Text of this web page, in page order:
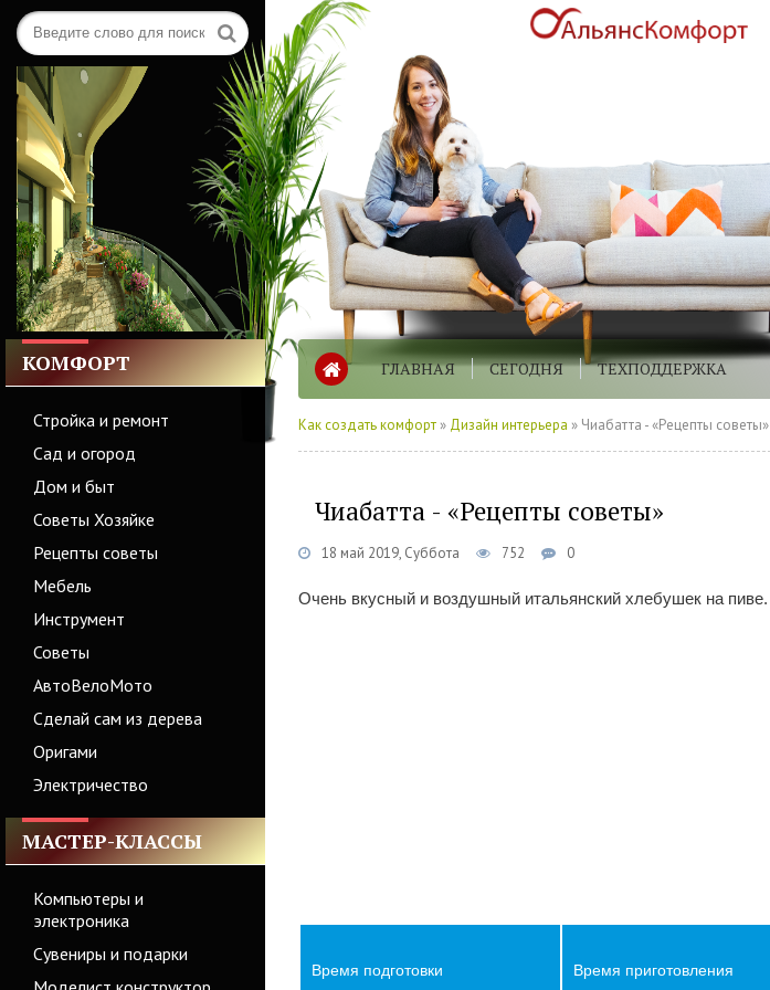
КОМФОРТ
Стройка и ремонт
Сад и огород
Дом и быт
Советы Хозяйке
Рецепты советы
Мебель
Инструмент
Советы
АвтоВелоМото
Сделай сам из дерева
Оригами
Электричество
МАСТЕР-КЛАССЫ
Компьютеры и
электроника
Сувениры и подарки
ГЛАВНАЯ СЕГОДНЯ ТЕХПОДДЕРЖКА
Как создать комфорт » Дизайн интерьера » Чиабатта - «Рецепты советы»
Чиабатта - «Рецепты советы»
18 май 2019, Суббота 752 0
Очень вкусный и воздушный итальянский хлебушек на пиве.
Время подготовки Время приготовления